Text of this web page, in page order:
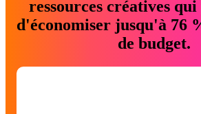
ressources créatives
d'économiser jusqu'à 76
de budget.